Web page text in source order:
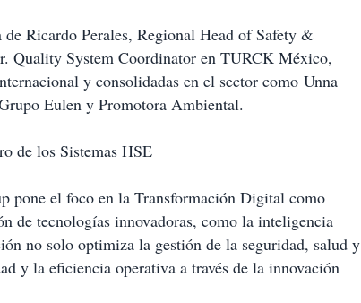
Ricardo Perales, Regional Head of Safety &
System Coordinator en TURCK México,
y consolidadas en el sector como Unna
Eulen y Promotora Ambiental.
de los Sistemas HSE
pone el foco en la Transformación Digital como
de tecnologías innovadoras, como la inteligencia
no solo optimiza la gestión de la seguridad, salud y
y la eficiencia operativa a través de la innovación